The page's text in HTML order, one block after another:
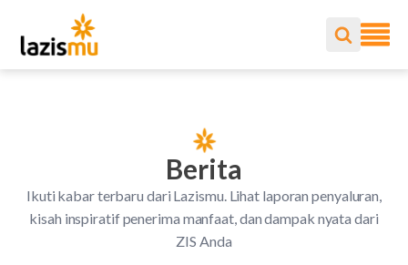
Berita
Ikuti kabar terbaru dari Lazismu. Lihat laporan penyaluran,
kisah inspiratif penerima manfaat, dan dampak nyata dari
ZIS Anda